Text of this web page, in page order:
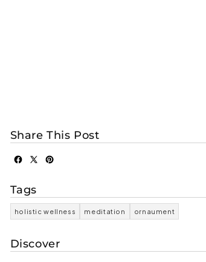
Share This Post
Tags
holistic wellness meditation ornaument
Discover